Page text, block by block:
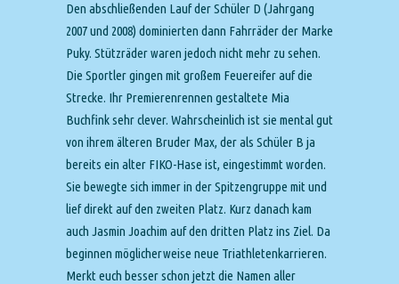
Den abschließenden Lauf der Schüler D (Jahrgang
2007 und 2008) dominierten dann Fahrräder der Marke
Puky. Stützräder waren jedoch nicht mehr zu sehen.
Die Sportler gingen mit großem Feuereifer auf die
Strecke. Ihr Premierenrennen gestaltete Mia
Buchfink sehr clever. Wahrscheinlich ist sie mental gut
von ihrem älteren Bruder Max, der als Schüler B ja
bereits ein alter FIKO-Hase ist, eingestimmt worden.
Sie bewegte sich immer in der Spitzengruppe mit und
lief direkt auf den zweiten Platz. Kurz danach kam
auch Jasmin Joachim auf den dritten Platz ins Ziel. Da
beginnen möglicherweise neue Triathletenkarrieren.
Merkt euch besser schon jetzt die Namen aller